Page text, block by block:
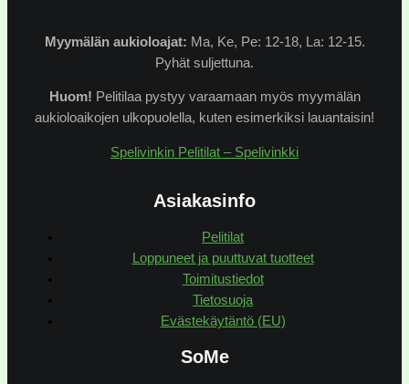
Myymälän aukioloajat: Ma, Ke, Pe: 12-18, La: 12-15.
Pyhät suljettuna.
Huom! Pelitilaa pystyy varaamaan myös myymälän
aukioloaikojen ulkopuolella, kuten esimerkiksi lauantaisin!
Spelivinkin Pelitilat – Spelivinkki
Asiakasinfo
Pelitilat
Loppuneet ja puuttuvat tuotteet
Toimitustiedot
Tietosuoja
Evästekäytäntö (EU)
SoMe